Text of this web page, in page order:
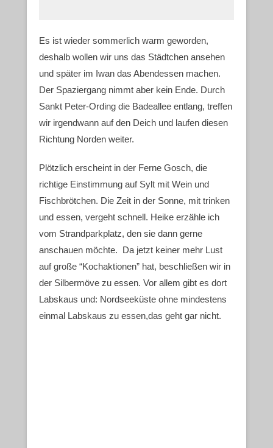
Es ist wieder sommerlich warm geworden,
deshalb wollen wir uns das Städtchen ansehen
und später im Iwan das Abendessen machen.
Der Spaziergang nimmt aber kein Ende. Durch
Sankt Peter-Ording die Badeallee entlang, treffen
wir irgendwann auf den Deich und laufen diesen
Richtung Norden weiter.
Plötzlich erscheint in der Ferne Gosch, die
richtige Einstimmung auf Sylt mit Wein und
Fischbrötchen. Die Zeit in der Sonne, mit trinken
und essen, vergeht schnell. Heike erzähle ich
vom Strandparkplatz, den sie dann gerne
anschauen möchte. Da jetzt keiner mehr Lust
auf große “Kochaktionen” hat, beschließen wir in
der Silbermöve zu essen. Vor allem gibt es dort
Labskaus und: Nordseeküste ohne mindestens
einmal Labskaus zu essen,das geht gar nicht.